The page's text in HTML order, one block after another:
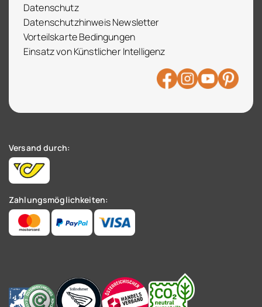
Datenschutz
Datenschutzhinweis Newsletter
Vorteilskarte Bedingungen
Einsatz von Künstlicher Intelligenz
Versand durch:
Zahlungsmöglichkeiten: